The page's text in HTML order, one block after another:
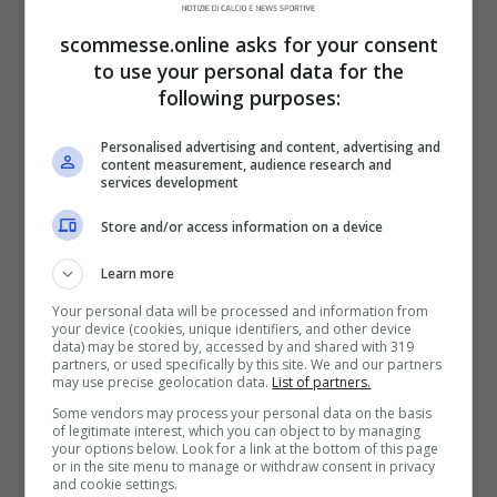
Il nuovo video di Elodie fa impazzire i fan (Instagram) –
scommesse.online
Abbiamo esempi comePensare malein
scommesse.online asks for your consent
to use your personal data for the
following purposes:
Personalised advertising and content, advertising and
content measurement, audience research and
services development
Store and/or access information on a device
Learn more
Your personal data will be processed and information from
your device (cookies, unique identifiers, and other device
data) may be stored by, accessed by and shared with 319
partners, or used specifically by this site. We and our partners
may use precise geolocation data. List of partners.
Some vendors may process your personal data on the basis
of legitimate interest, which you can object to by managing
your options below. Look for a link at the bottom of this page
or in the site menu to manage or withdraw consent in privacy
and cookie settings.